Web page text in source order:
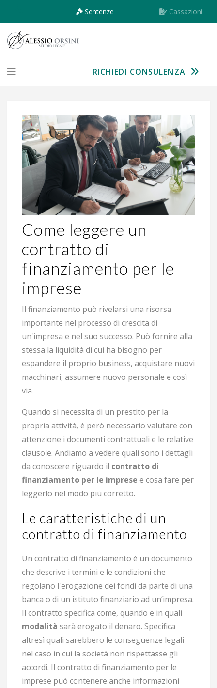
Sentenze Cassazioni
RICHIEDI CONSULENZA
Come leggere un
contratto di
finanziamento per le
imprese
Il finanziamento può rivelarsi una risorsa
importante nel processo di crescita di
un'impresa e nel suo successo. Può fornire alla
stessa la liquidità di cui ha bisogno per
espandere il proprio business, acquistare nuovi
macchinari, assumere nuovo personale e così
via.
Quando si necessita di un prestito per la
propria attività, è però necessario valutare con
attenzione i documenti contrattuali e le relative
clausole. Andiamo a vedere quali sono i dettagli
da conoscere riguardo il contratto di
finanziamento per le imprese e cosa fare per
leggerlo nel modo più corretto.
Le caratteristiche di un
contratto di finanziamento
Un contratto di finanziamento è un documento
che descrive i termini e le condizioni che
regolano l'erogazione dei fondi da parte di una
banca o di un istituto finanziario ad un’impresa.
Il contratto specifica come, quando e in quali
modalità sarà erogato il denaro. Specifica
altresì quali sarebbero le conseguenze legali
nel caso in cui la società non rispettasse gli
accordi. Il contratto di finanziamento per le
imprese può contenere anche informazioni